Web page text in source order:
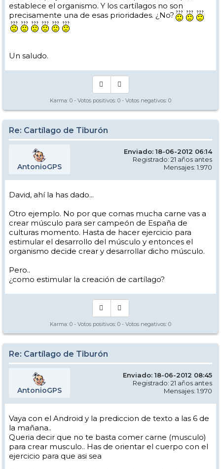
establece el organismo. Y los cartílagos no son
precisamente una de esas prioridades. ¿No?
Un saludo.
Karma: 0 - Votos positivos: 0 - Votos negativos: 0
Re: Cartílago de Tiburón
AntonioGPS
Enviado: 18-06-2012 06:14
Registrado: 21 años antes
Mensajes: 1.970
David, ahí la has dado...
Otro ejemplo. No por que comas mucha carne vas a
crear músculo para ser campeón de España de
culturas momento. Hasta de hacer ejercicio para
estimular el desarrollo del músculo y entonces el
organismo decide crear y desarrollar dicho músculo.
Pero..
¿como estimular la creación de cartílago?
Karma: 0 - Votos positivos: 0 - Votos negativos: 0
Re: Cartílago de Tiburón
AntonioGPS
Enviado: 18-06-2012 08:45
Registrado: 21 años antes
Mensajes: 1.970
Vaya con el Android y la prediccion de texto a las 6 de
la mañana..
Queria decir que no te basta comer carne (musculo)
para crear musculo.. Has de orientar el cuerpo con el
ejercicio para que asi sea